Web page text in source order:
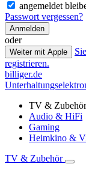
angemeldet
Passwort vergessen?
Anmelden
oder
Weiter mit Apple
registrieren.
billiger.de
TV & Zubehör
Audio & HiFi
Gaming
Heimkino &
TV & Zubehör